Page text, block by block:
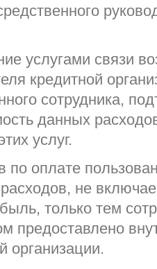
услугами связи
кредитной
сотрудника,
данных
услуг.
по оплате
расходов, не
только тем
предоставлено
организации.